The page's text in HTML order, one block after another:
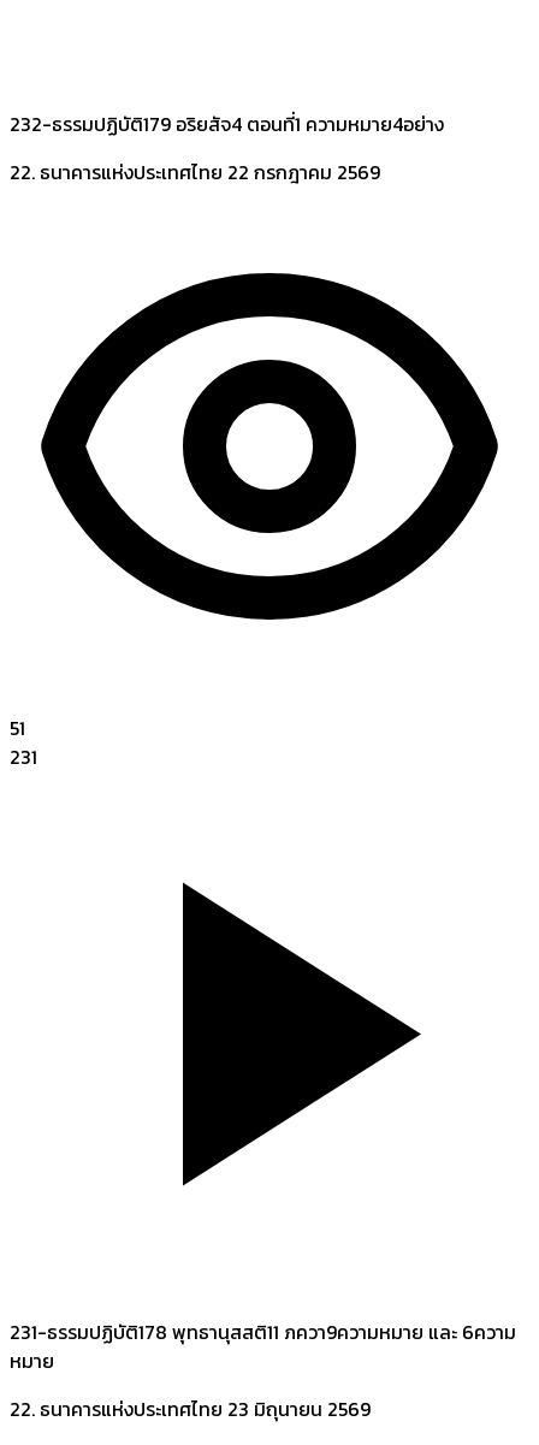
232-ธรรมปฏิบัติ179 อริยสัจ4 ตอนที่1 ความหมาย4อย่าง
22. ธนาคารแห่งประเทศไทย 22 กรกฎาคม 2569
51
231
231-ธรรมปฏิบัติ178 พุทธานุสสติ11 ภควา9ความหมาย และ 6ความ
หมาย
22. ธนาคารแห่งประเทศไทย 23 มิถุนายน 2569